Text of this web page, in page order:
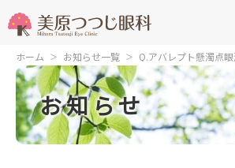
ホーム お知らせ一覧
Q.アバレプト懸濁点
て教えてください。
お知らせ